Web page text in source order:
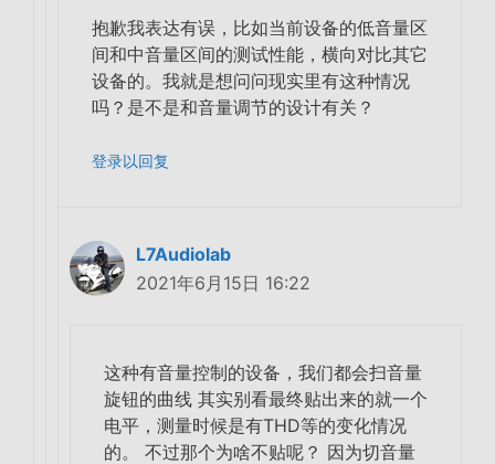
抱歉我表达有误，比如当前设备的低音量区
间和中音量区间的测试性能，横向对比其它
设备的。我就是想问问现实里有这种情况
吗？是不是和音量调节的设计有关？
登录以回复
L7Audiolab
2021年6月15日 16:22
这种有音量控制的设备，我们都会扫音量
旋钮的曲线 其实别看最终贴出来的就一个
电平，测量时候是有THD等的变化情况
的。 不过那个为啥不贴呢？ 因为切音量